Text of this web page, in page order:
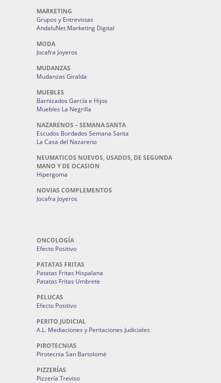
MARKETING
Grupos y Entrevistas
AndaluNet Marketing Digital
MODA
Jocafra Joyeros
MUDANZAS
Mudanzas Giralda
MUEBLES
Barnizados García e Hijos
Muebles La Negrilla
NAZARENOS – SEMANA SANTA
Escudos Bordados Semana Santa
La Casa del Nazareno
NEUMATICOS NUEVOS, USADOS, DE SEGUNDA
MANO Y DE OCASION
Hipergoma
NOVIAS COMPLEMENTOS
Jocafra Joyeros
ONCOLOGÍA
Efecto Positivo
PATATAS FRITAS
Patatas Fritas Hispalana
Patatas Fritas Umbrete
PELUCAS
Efecto Positivo
PERITO JUDICIAL
A.L. Mediaciones y Peritaciones Judiciales
PIROTECNIAS
Pirotecnia San Bartolomé
PIZZERÍAS
Pizzería Treviso